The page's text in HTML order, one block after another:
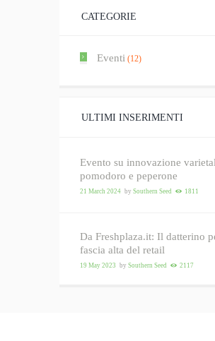
CATEGORIE
Eventi(12)
ULTIMI INSERIMENTI
Evento su innovazione
pomodoro e peperone
21 March 2024 by Southern Seed 1811
Da Freshplaza.it: Il datterino
fascia alta del retail
19 May 2023 by Southern Seed 2117